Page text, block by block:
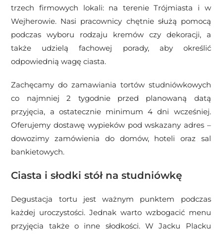
trzech firmowych lokali: na terenie Trójmiasta i w
Wejherowie. Nasi pracownicy chętnie służą pomocą
podczas wyboru rodzaju kremów czy dekoracji, a
także udzielą fachowej porady, aby określić
odpowiednią wagę ciasta.
Zachęcamy do zamawiania tortów studniówkowych
co najmniej 2 tygodnie przed planowaną datą
przyjęcia, a ostatecznie minimum 4 dni wcześniej.
Oferujemy dostawę wypieków pod wskazany adres –
dowozimy zamówienia do domów, hoteli oraz sal
bankietowych.
Ciasta i słodki stół na studniówkę
Degustacja tortu jest ważnym punktem podczas
każdej uroczystości. Jednak warto wzbogacić menu
przyjęcia także o inne słodkości. W Jacku Placku